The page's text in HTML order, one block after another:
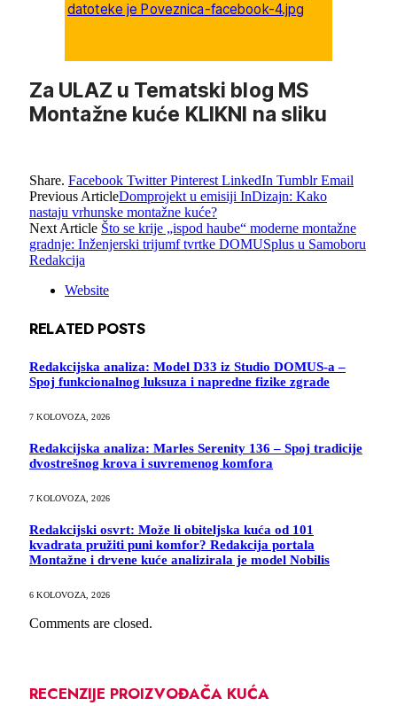
Za ULAZ u Tematski blog MS
Montažne kuće KLIKNI na sliku
Share. Facebook Twitter Pinterest LinkedIn Tumblr Email
Previous ArticleDomprojekt u emisiji InDizajn: Kako
nastaju vrhunske montažne kuće?
Next Article Što se krije „ispod haube“ moderne montažne
gradnje: Inženjerski trijumf tvrtke DOMUSplus u Samoboru
Redakcija
Website
RELATED POSTS
Redakcijska analiza: Model D33 iz Studio DOMUS-a –
Spoj funkcionalnog luksuza i napredne fizike zgrade
7 KOLOVOZA, 2026
Redakcijska analiza: Marles Serenity 136 – Spoj tradicije
dvostrešnog krova i suvremenog komfora
7 KOLOVOZA, 2026
Redakcijski osvrt: Može li obiteljska kuća od 101
kvadrata pružiti puni komfor? Redakcija portala
Montažne i drvene kuće analizirala je model Nobilis
6 KOLOVOZA, 2026
Comments are closed.
RECENZIJE PROIZVOĐAČA KUĆA